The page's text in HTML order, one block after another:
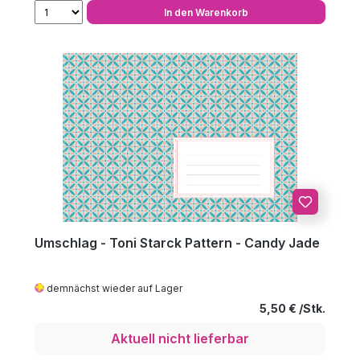
In den Warenkorb
Umschlag - Toni Starck Pattern - Candy Jade
demnächst wieder auf Lager
Regulärer
5,50 €
Aktuell nicht lieferbar